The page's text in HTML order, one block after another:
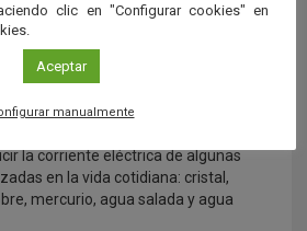
la corriente eléctrica de algunas
en la vida cotidiana: cristal,
mercurio, agua salada y agua
clic en "Configurar cookies" en
Aceptar
manualmente